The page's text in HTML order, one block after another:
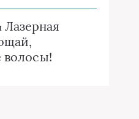
Лазерная
волосы!